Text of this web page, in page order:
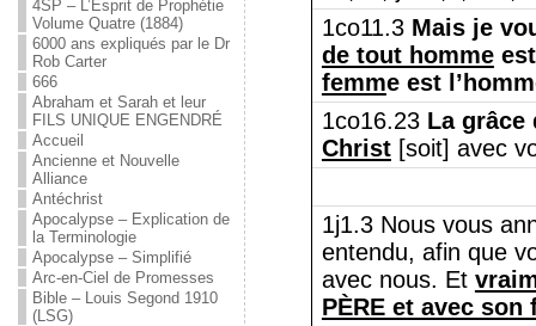
4SP – L’Esprit de Prophétie
Volume Quatre (1884)
6000 ans expliqués par le Dr
Rob Carter
666
Abraham et Sarah et leur
FILS UNIQUE ENGENDRÉ
Accueil
Ancienne et Nouvelle
Alliance
Antéchrist
Apocalypse – Explication de
la Terminologie
Apocalypse – Simplifié
Arc-en-Ciel de Promesses
Bible – Louis Segond 1910
(LSG)
1co11.3 Mais je
de tout hommeest
femme est
1co16.23 La
Christ[soit] avec
1j1.3 Nous vous
entendu, afin que
avec nous. Et
PÈRE et avec son